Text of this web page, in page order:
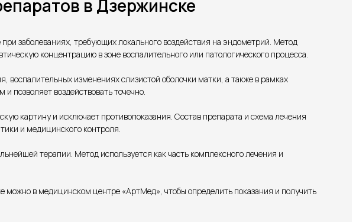
в Дзержинске
заболеваниях, требующих локального воздействия на эндометрий. Метод
концентрацию в зоне воспалительного или патологического процесса.
изменениях слизистой оболочки матки, а также в рамках
позволяет воздействовать точечно.
картину и исключает противопоказания. Состав препарата и схема лечения
и медицинского контроля.
терапии. Метод используется как часть комплексного лечения и
можно в медицинском центре «АртМед», чтобы определить показания и получить